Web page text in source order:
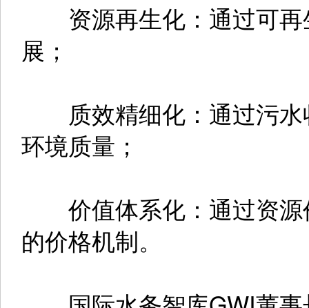
资源再生化：通过可再
展；
质效精细化：通过污水
环境质量；
价值体系化：通过资源
的价格机制。